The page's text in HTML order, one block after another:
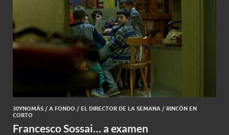
30YNOMÁS / A FONDO / EL DIRECTOR DE LA SEMANA / RINCÓN EN
CORTO
Francesco Sossai… a examen